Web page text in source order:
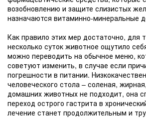
возобновлению и защите слизистых
назначаются витаминно-минеральные
Как правило этих мер достаточно, для
несколько суток животное ощутило
можно переводить на обычное меню,
советуют изменить, в случае если
погрешности в питании.
человеческого стола – соленая,
домашних животных не подходит, она
переход острого гастрита в
лечение станет продолжительным и